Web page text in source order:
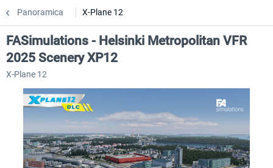
Panoramica X-Plane 12
FASimulations - Helsinki Metropolitan VFR
2025 Scenery XP12
X-Plane 12